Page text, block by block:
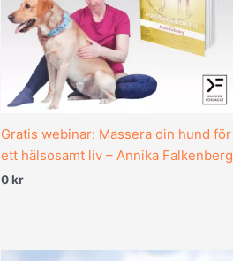
Gratis webinar: Massera din hund för
ett hälsosamt liv – Annika Falkenberg
0kr